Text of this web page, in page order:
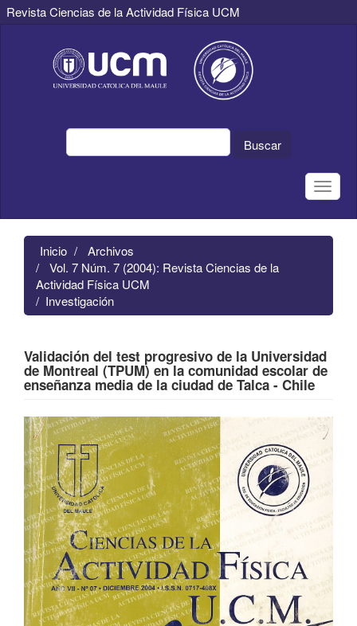
Revista Ciencias de la Actividad Física UCM
principal
Contenido
principal
Buscar
Toggle
Inicio
Archivos
Vol. 7 Núm. 7 (2004): Revista Ciencias de la
Actividad Física UCM
Investigación
Validación del test progresivo de la Universidad
de Montreal (TPUM) en la comunidad escolar de
enseñanza media de la ciudad de Talca - Chile
Barra
lateral
del
artículo